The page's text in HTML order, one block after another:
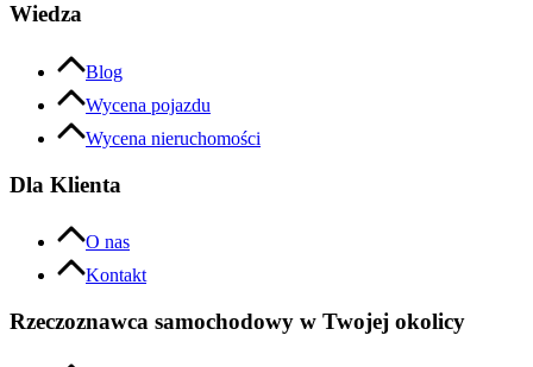
Wiedza
Blog
Wycena pojazdu
Wycena nieruchomości
Dla Klienta
O nas
Kontakt
Rzeczoznawca samochodowy w Twojej okolicy